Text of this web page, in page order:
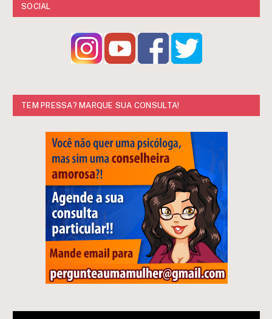
SOCIAL
TEM PRESSA? MARQUE SUA CONSULTA!